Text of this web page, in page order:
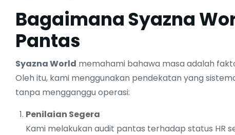
Bagaimana Syazna
Pantas
Syazna World memahami bahawa masa adalah
Oleh itu, kami menggunakan pendekatan yang
tanpa mengganggu operasi:
Penilaian Segera
Kami melakukan audit pantas terhadap status HR